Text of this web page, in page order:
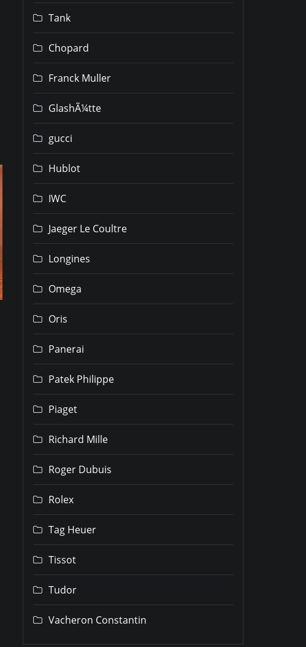
Tank
Chopard
Franck Muller
GlashÃ¼tte
gucci
Hublot
IWC
Jaeger Le Coultre
Longines
Omega
Oris
Panerai
Patek Philippe
Piaget
Richard Mille
Roger Dubuis
Rolex
Tag Heuer
Tissot
Tudor
Vacheron Constantin